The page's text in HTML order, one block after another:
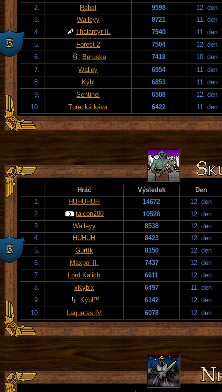
2.
Rebel 9598
12. den
3.
Walleyy 8721
11. den
4.
Thalantyr II. 7940
11. den
5.
Forest 2 7504
12. den
6.
Beruska 7418
10. den
7.
Walley 6954
11. den
8.
Kýbl 6853
11. den
9.
Sentinel 6588
12. den
10.
Turecká káva 6422 11. den
Hráč Výsledek
Den
1.
HUHUHUH 14672
12. den
2.
falcon200 10528
12. den
3.
Walleyy 8538
12. den
4.
HUHUH 8423
12. den
5.
Gurtík 8150
12. den
6.
Maxpol II. 7437
12. den
7.
Lord Kalich 6611
12. den
8.
xKyblx 6497
11. den
9.
Kýbl™ 6142
12. den
10.
Laquatas IV 6078 12. den